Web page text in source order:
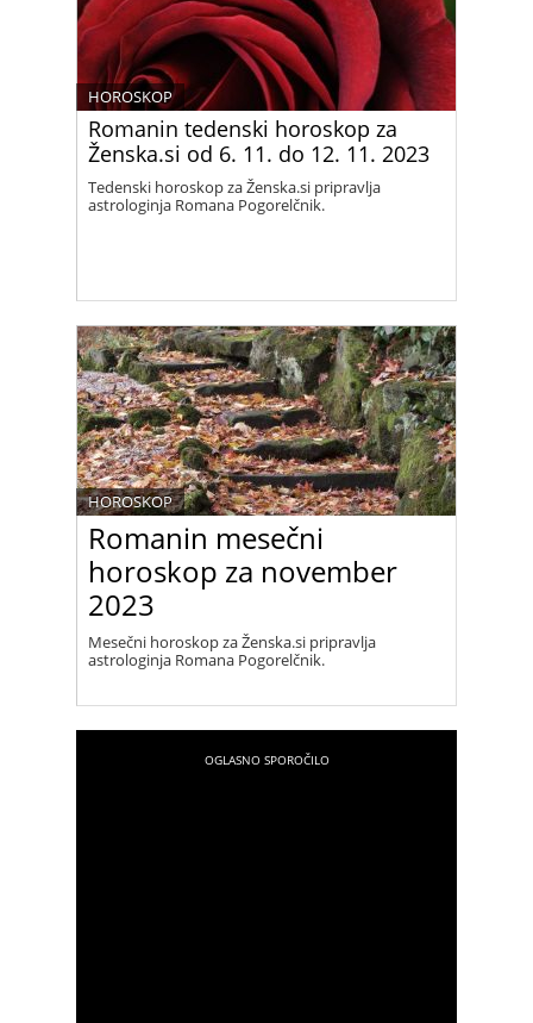
Romanin tedenski horoskop za
Ženska.si od 6. 11. do 12. 11. 2023
HOROSKOP
Tedenski horoskop za Ženska.si pripravlja
astrologinja Romana Pogorelčnik.
Romanin mesečni
horoskop za november
2023
HOROSKOP
Mesečni horoskop za Ženska.si pripravlja
astrologinja Romana Pogorelčnik.